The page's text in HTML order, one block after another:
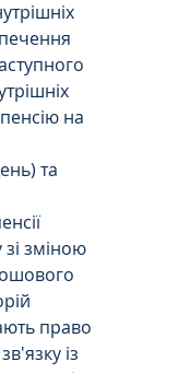
на
та
зі зміною
право
із